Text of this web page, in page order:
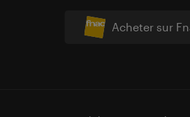
Acheter sur